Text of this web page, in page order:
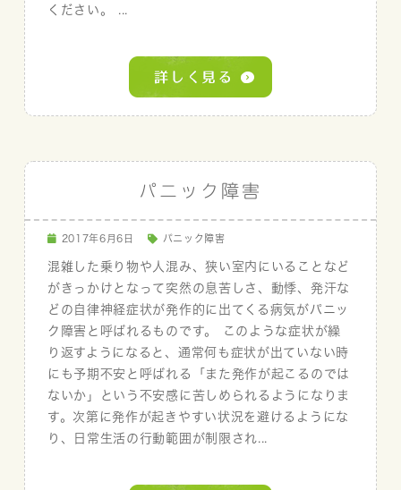
ください。 ...
パニック障害
2017年6月6日 パニック障害
混雑した乗り物や人混み、狭い室内にいることなど
がきっかけとなって突然の息苦しさ、動悸、発汗な
どの自律神経症状が発作的に出てくる病気がパニッ
ク障害と呼ばれるものです。 このような症状が繰
り返すようになると、通常何も症状が出ていない時
にも予期不安と呼ばれる「また発作が起こるのでは
ないか」という不安感に苦しめられるようになりま
す。次第に発作が起きやすい状況を避けるようにな
り、日常生活の行動範囲が制限され...